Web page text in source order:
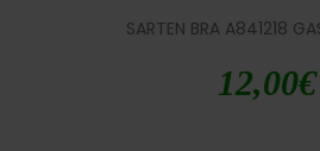
SARTEN BRA A841218
12,00€